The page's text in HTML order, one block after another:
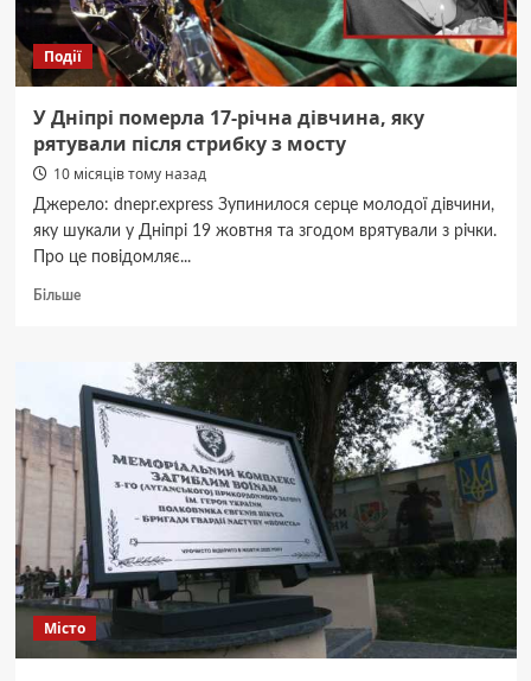
Події
У Дніпрі померла 17-річна дівчина, яку
рятували після стрибку з мосту
10 місяців тому назад
Джерело: dnepr.express Зупинилося серце молодої дівчини,
яку шукали у Дніпрі 19 жовтня та згодом врятували з річки.
Про це повідомляє...
БільшеДокладніше
померла
17-
річна
дівчина,
яку
рятували
після
стрибку
з
мосту
Місто